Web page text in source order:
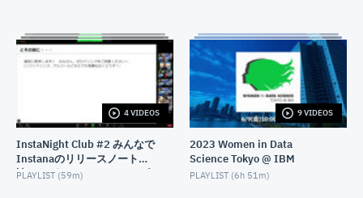
OCTOBER 3, 2022
IBM Database Dojo ~無償のDb2 on CloudをJupyter
Notebookから使ってみよう~
JUNE 14, 2022
Db2サポートが語る！Db2の好きなとこ＆開発の裏側
教えます
APRIL 28, 2022
4 VIDEOS
InstaNight Club #2 みんなで
Instanaのリリースノートを
読みながらワイワイ - 2023年
PLAYLIST (59m)
9 VIDEOS
2023 Women in Data
Science Tokyo @ IBM
PLAYLIST (6h 51m)